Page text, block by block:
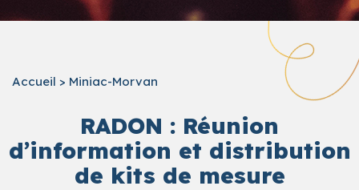
Accueil > Miniac-Morvan
RADON : Réunion
d’information et distribution
de kits de mesure